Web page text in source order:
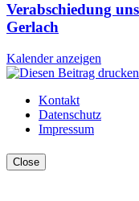
Verabschiedung
Gerlach
Kalender anzeigen
Kontakt
Datenschutz
Impressum
Close